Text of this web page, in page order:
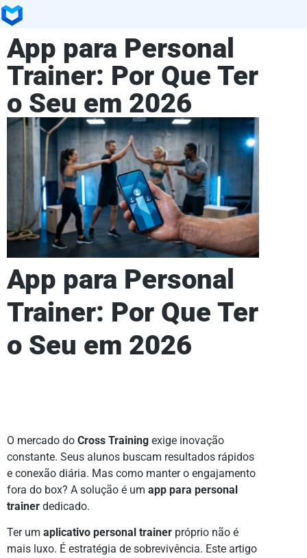
App para Personal
Trainer: Por Que Ter
o Seu em 2026
App para Personal
Trainer: Por Que Ter
o Seu em 2026
O mercado do Cross Training exige inovação
constante. Seus alunos buscam resultados rápidos
e conexão diária. Mas como manter o engajamento
fora do box? A solução é um app para personal
trainer dedicado.
Ter um aplicativo personal trainer próprio não é
mais luxo. É estratégia de sobrevivência. Este artigo